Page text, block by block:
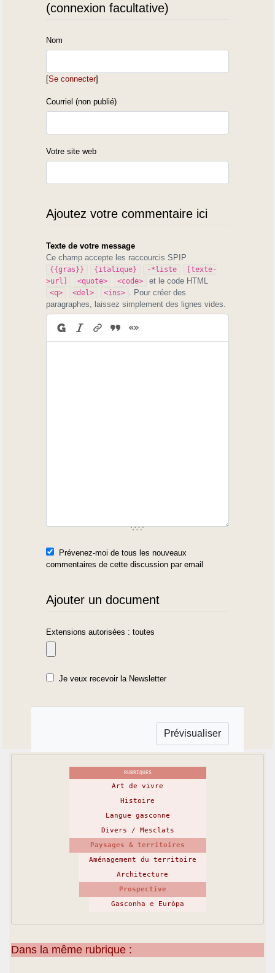
(connexion facultative)
Nom
[Se connecter]
Courriel (non publié)
Votre site web
Ajoutez votre commentaire ici
Texte de votre message
Ce champ accepte les raccourcis SPIP
{{gras}} {italique} -*liste
[texte-
>url]
<quote> <code> et le code HTML
<q> <del> <ins>
. Pour créer des
paragraphes, laissez simplement des lignes vides.
Prévenez-moi de tous les nouveaux
commentaires de cette discussion par email
Ajouter un document
Extensions autorisées : toutes
Je veux recevoir la Newsletter
RUBRIQUES
Art de vivre
Histoire
Langue gasconne
Divers / Mesclats
Paysages & territoires
Aménagement du territoire
Architecture
Prospective
Gasconha e Euròpa
Dans la même rubrique :